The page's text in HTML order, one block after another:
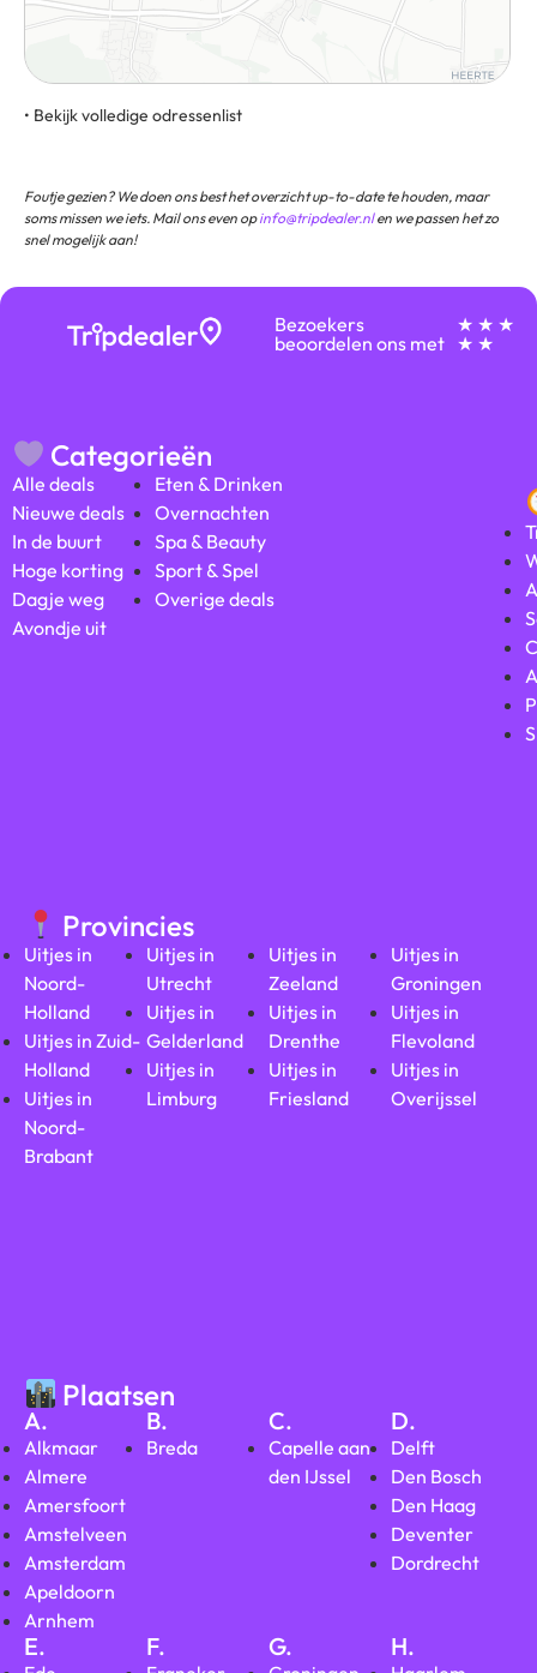
• Bekijk volledige odressenlist
Foutje gezien? We doen ons best het overzicht up-to-date te houden, maar
soms missen we iets. Mail ons even opinfo@tripdealer.nlen we passen het zo
snel mogelijk aan!
Bezoekers
beoordelen ons met
★ ★ ★
★ ★
Categorieën
Alle deals
Nieuwe deals
In de buurt
Hoge korting
Dagje weg
Avondje uit
Eten & Drinken
Overnachten
Spa & Beauty
Sport & Spel
Overige deals
Provincies
Uitjes in
Noord-
Holland
Uitjes in Zuid-
Holland
Uitjes in
Noord-
Brabant
Uitjes in
Utrecht
Uitjes in
Gelderland
Uitjes in
Limburg
Uitjes in
Zeeland
Uitjes in
Drenthe
Uitjes in
Friesland
Uitjes in
Groningen
Uitjes in
Flevoland
Uitjes in
Overijssel
Plaatsen
A.
Alkmaar
Almere
Amersfoort
Amstelveen
Amsterdam
Apeldoorn
Arnhem
B.
Breda
C.
Capelle aan
den IJssel
D.
Delft
Den Bosch
Den Haag
Deventer
Dordrecht
E. F. G. H.